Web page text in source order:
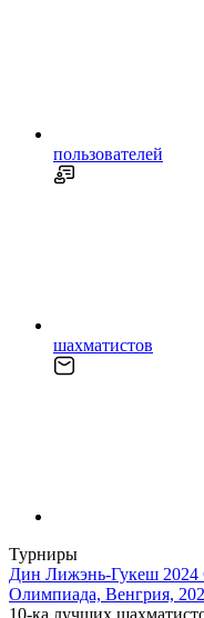
пользователей
шахматистов
Турниры
Дин Лижэнь-Гукеш 2024
Олимпиада, Венгрия,
10-ка лучших